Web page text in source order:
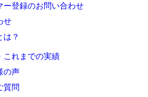
ー登録のお問い合わせ
せ
は？
これまでの実績
の声
質問